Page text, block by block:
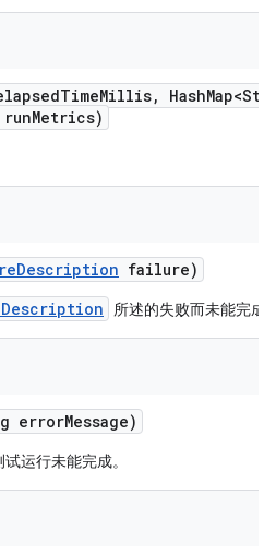
TimeMillis, Hash
Metrics)
Description failure)
所述的失败而未能完成
errorMessage)
运行未能完成。